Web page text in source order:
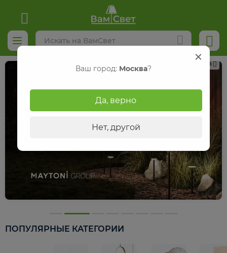
Реклама
ПОПУЛЯРНЫЕ КАТЕГОРИИ
Ваш город: Москва?
Да, верно
Нет, другой